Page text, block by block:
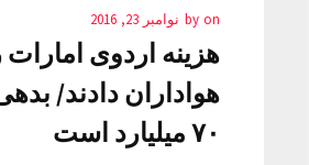
by on نوامبر 23, 2016
هزینه اردوی امارات
هواداران دادند/
۷۰ میلیارد است